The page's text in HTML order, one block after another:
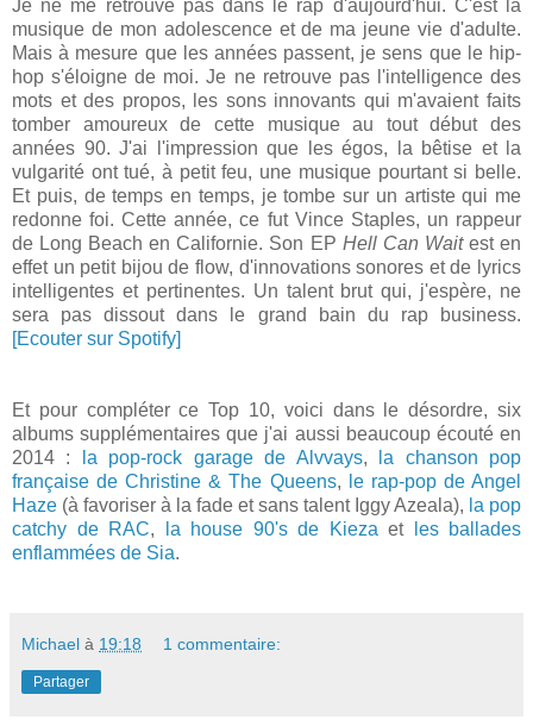
Je ne me retrouve pas dans le rap d'aujourd'hui. C'est la
musique de mon adolescence et de ma jeune vie d'adulte.
Mais à mesure que les années passent, je sens que le hip-
hop s'éloigne de moi. Je ne retrouve pas l'intelligence des
mots et des propos, les sons innovants qui m'avaient faits
tomber amoureux de cette musique au tout début des
années 90. J'ai l'impression que les égos, la bêtise et la
vulgarité ont tué, à petit feu, une musique pourtant si belle.
Et puis, de temps en temps, je tombe sur un artiste qui me
redonne foi. Cette année, ce fut Vince Staples, un rappeur
de Long Beach en Californie. Son EP Hell Can Waitest en
effet un petit bijou de flow, d'innovations sonores et de lyrics
intelligentes et pertinentes. Un talent brut qui, j'espère, ne
sera pas dissout dans le grand bain du rap business.
[Ecouter sur Spotify]
Et pour compléter ce Top 10, voici dans le désordre, six
albums supplémentaires que j'ai aussi beaucoup écouté en
2014 :
la pop-rock garage de Alvvays,
la chanson pop
française de Christine & The Queens,
le rap-pop de Angel
Haze (à favoriser à la fade et sans talent Iggy Azeala), la pop
catchy de RAC, la house 90's de Kieza et
les ballades
enflammées de Sia.
Michael à 19:18 1 commentaire:
Partager